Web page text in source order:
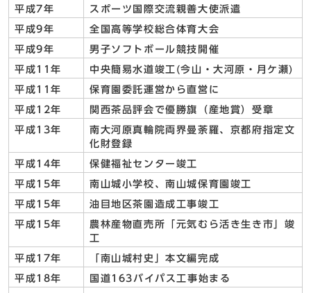
平成7年 スポーツ国際交流親善大使派遣
平成9年 全国高等学校総合体育大会
平成9年 男子ソフトボール競技開催
平成11年 中央簡易水道竣工(今山・大河原・月ケ瀬)
平成11年 保育園委託運営から直営に
平成12年 関西茶品評会で優勝旗（産地賞）受章
平成13年
南大河原真輪院両界曼荼羅、京都府指定文
化財登録
平成14年 保健福祉センター竣工
平成15年 南山城小学校、南山城保育園竣工
平成15年 油目地区茶園造成工事竣工
平成15年
農林産物直売所「元気むら活き生き市」竣
工
平成17年 「南山城村史」本文編完成
平成18年 国道163バイパス工事始まる